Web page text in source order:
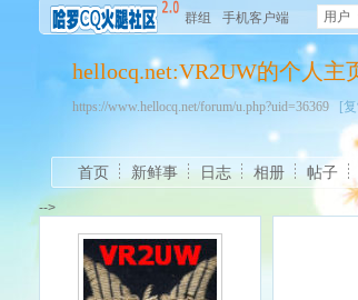
群组 手机客户端 用户
hellocq.net:VR2UW的个人主
https://www.hellocq.net/forum/u.php?uid=36369 [
首页 新鲜事 日志 相册 帖子
-->